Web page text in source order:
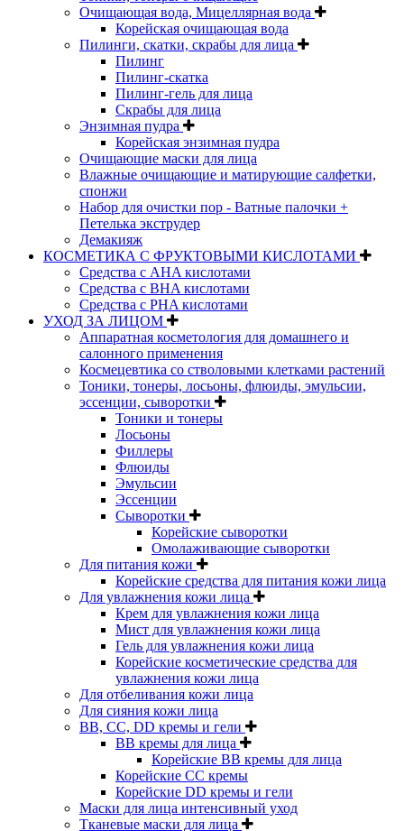
Очищающая вода, Мицеллярная вода
Корейская очищающая вода
Пилинги, скатки, скрабы для лица
Пилинг
Пилинг-скатка
Пилинг-гель для лица
Скрабы для лица
Энзимная пудра
Корейская энзимная пудра
Очищающие маски для лица
Влажные очищающие и матирующие салфетки,
спонжи
Набор для очистки пор - Ватные палочки +
Петелька экструдер
Демакияж
КОСМЕТИКА С ФРУКТОВЫМИ КИСЛОТАМИ
Средства с AHA кислотами
Средства с BHA кислотами
Средства с PHA кислотами
УХОД ЗА ЛИЦОМ
Аппаратная косметология для домашнего и
салонного применения
Космецевтика со стволовыми клетками растений
Тоники, тонеры, лосьоны, флюиды, эмульсии,
эссенции, сыворотки
Тоники и тонеры
Лосьоны
Филлеры
Флюиды
Эмульсии
Эссенции
Сыворотки
Корейские сыворотки
Омолаживающие сыворотки
Для питания кожи
Корейские средства для питания кожи лица
Для увлажнения кожи лица
Крем для увлажнения кожи лица
Мист для увлажнения кожи лица
Гель для увлажнения кожи лица
Корейские косметические средства для
увлажнения кожи лица
Для отбеливания кожи лица
Для сияния кожи лица
BB, CC, DD кремы и гели
BB кремы для лица
Корейские BB кремы для лица
Корейские CC кремы
Корейские DD кремы и гели
Маски для лица интенсивный уход
Тканевые маски для лица